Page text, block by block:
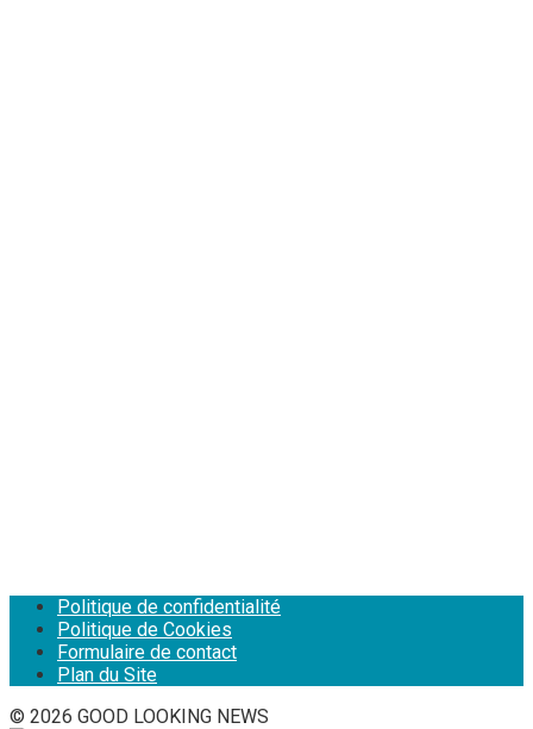
Politique de confidentialité
Politique de Cookies
Formulaire de contact
Plan du Site
© 2026 GOOD LOOKING NEWS